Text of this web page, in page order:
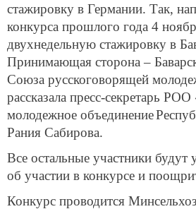
стажировку в Германии. Так,
конкурса прошлого года 4
двухнедельную стажировку в
Принимающая сторона –
Союза русскоговорящей
рассказала пресс-секретарь
молодежное объединение
Рания Сабирова.
Все остальные участники будут
об участии в конкурсе и
Конкурс проводится